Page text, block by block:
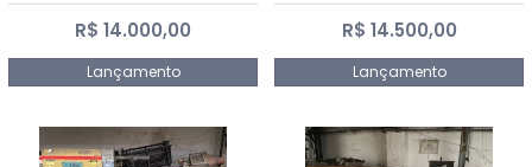
R$ 14.000,00
Lançamento
R$ 14.500,00
Lançamento